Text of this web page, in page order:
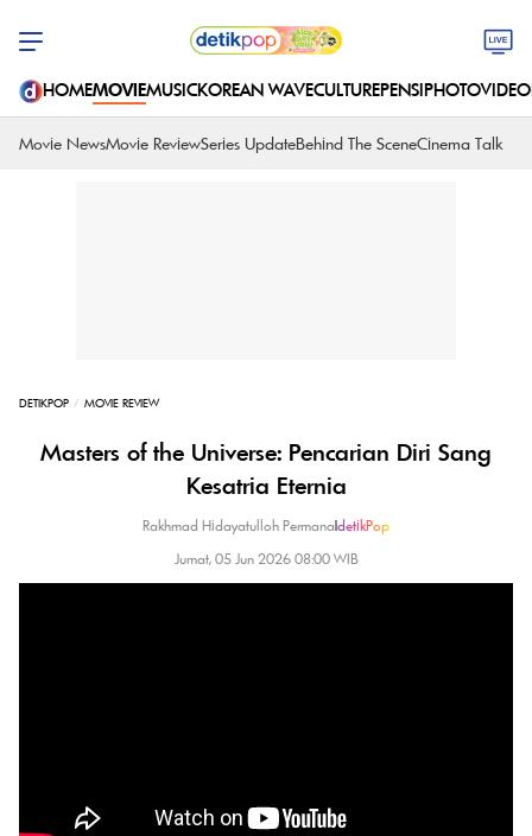
HOMEMOVIEMUSICKOREAN WAVECULTUREPENSIPHOTOVIDEO
Movie NewsMovie ReviewSeries UpdateBehind The SceneCinema Talk
DETIKPOP MOVIE REVIEW
Masters of the Universe: Pencarian Diri Sang
Kesatria Eternia
Rakhmad Hidayatulloh Permana|detikPop
Jumat, 05 Jun 2026 08:00 WIB